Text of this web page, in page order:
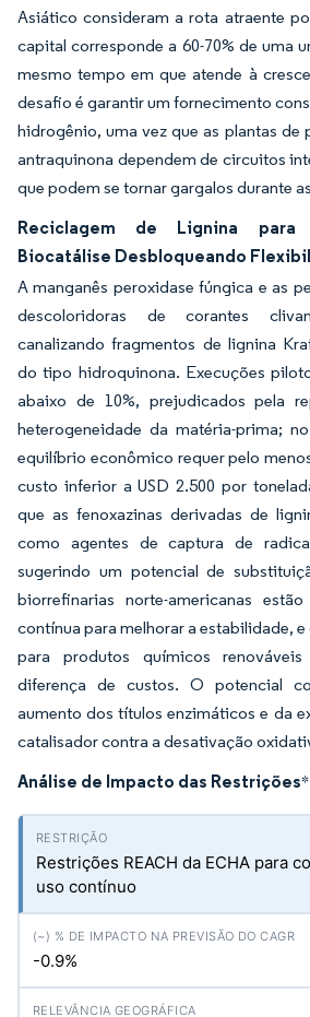
Asiático consideram a rota atraente
capital corresponde a 60-70% de uma
mesmo tempo em que atende à
desafio é garantir um fornecimento
hidrogênio, uma vez que as plantas de
antraquinona dependem de circuitos
que podem se tornar gargalos durante
Reciclagem de Lignina para
Biocatálise Desbloqueando
A manganês peroxidase fúngica e as
descoloridoras de corantes
canalizando fragmentos de lignina
do tipo hidroquinona. Execuções
abaixo de 10%, prejudicados pela
heterogeneidade da matéria-prima;
equilíbrio econômico requer pelo
custo inferior a USD 2.500 por
que as fenoxazinas derivadas de
como agentes de captura de
sugerindo um potencial de
biorrefinarias norte-americanas
contínua para melhorar a estabilidade,
para produtos químicos
diferença de custos. O potencial
aumento dos títulos enzimáticos e da
catalisador contra a desativação
Análise de Impacto das Restrições*
Restrições REACH da ECHA para
uso contínuo
-0.9%